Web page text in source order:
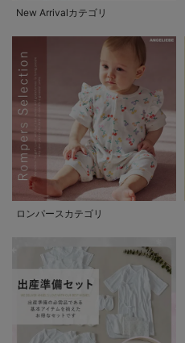
New Arrivalカテゴリ
ロンパースカテゴリ